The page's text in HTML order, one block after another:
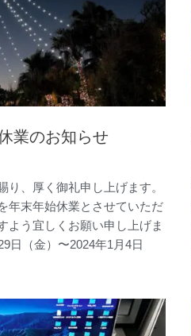
業のお知らせ
、厚く御礼申し上げます。
年末年始休業とさせていただ
よう宜しくお願い申し上げま
日（金）〜2024年1月4日